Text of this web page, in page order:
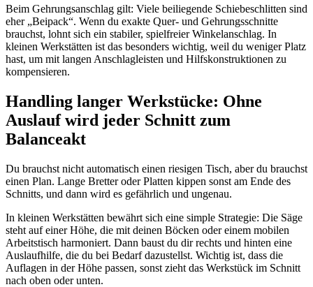
Beim Gehrungsanschlag gilt: Viele beiliegende Schiebeschlitten sind
eher „Beipack“. Wenn du exakte Quer- und Gehrungsschnitte
brauchst, lohnt sich ein stabiler, spielfreier Winkelanschlag. In
kleinen Werkstätten ist das besonders wichtig, weil du weniger Platz
hast, um mit langen Anschlagleisten und Hilfskonstruktionen zu
kompensieren.
Handling langer Werkstücke: Ohne
Auslauf wird jeder Schnitt zum
Balanceakt
Du brauchst nicht automatisch einen riesigen Tisch, aber du brauchst
einen Plan. Lange Bretter oder Platten kippen sonst am Ende des
Schnitts, und dann wird es gefährlich und ungenau.
In kleinen Werkstätten bewährt sich eine simple Strategie: Die Säge
steht auf einer Höhe, die mit deinen Böcken oder einem mobilen
Arbeitstisch harmoniert. Dann baust du dir rechts und hinten eine
Auslaufhilfe, die du bei Bedarf dazustellst. Wichtig ist, dass die
Auflagen in der Höhe passen, sonst zieht das Werkstück im Schnitt
nach oben oder unten.